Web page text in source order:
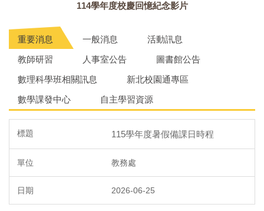
114學年度校慶回憶紀念影片
重要消息 一般消息
活動訊息
教師研習
人事室公告
圖書館公告
數理科學班相關訊息
新北校園通專區
數學課發中心
自主學習資源
115學年度暑假備課日時程
教務處
2026-06-25